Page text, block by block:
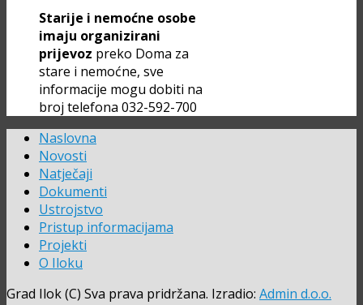
Starije i nemoćne osobe
imaju organizirani
prijevoz preko Doma za
stare i nemoćne, sve
informacije mogu dobiti na
broj telefona 032-592-700
Naslovna
Novosti
Natječaji
Dokumenti
Ustrojstvo
Pristup informacijama
Projekti
O Iloku
Grad Ilok (C) Sva prava pridržana. Izradio: Admin d.o.o.